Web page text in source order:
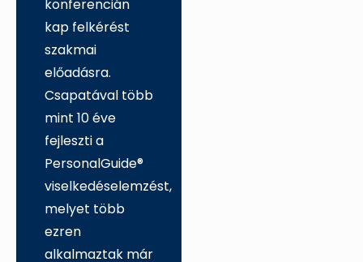
konferencián
kap felkérést
szakmai
előadásra.
Csapatával több
mint 10 éve
fejleszti a
PersonalGuide®
viselkedéselemzést,
melyet több
ezren
alkalmaztak már